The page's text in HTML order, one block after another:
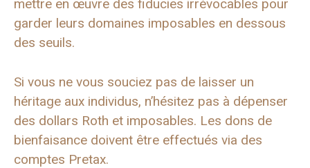
mettre en œuvre des fiducies irrévocables pour
garder leurs domaines imposables en dessous
des seuils.
Si vous ne vous souciez pas de laisser un
héritage aux individus, n’hésitez pas à dépenser
des dollars Roth et imposables. Les dons de
bienfaisance doivent être effectués via des
comptes Pretax.